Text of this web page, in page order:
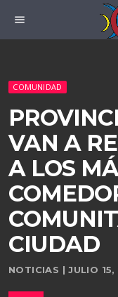
menu
COMUNIDAD
VAN A
A LOS
CIUDAD
NOTICIAS | JULIO